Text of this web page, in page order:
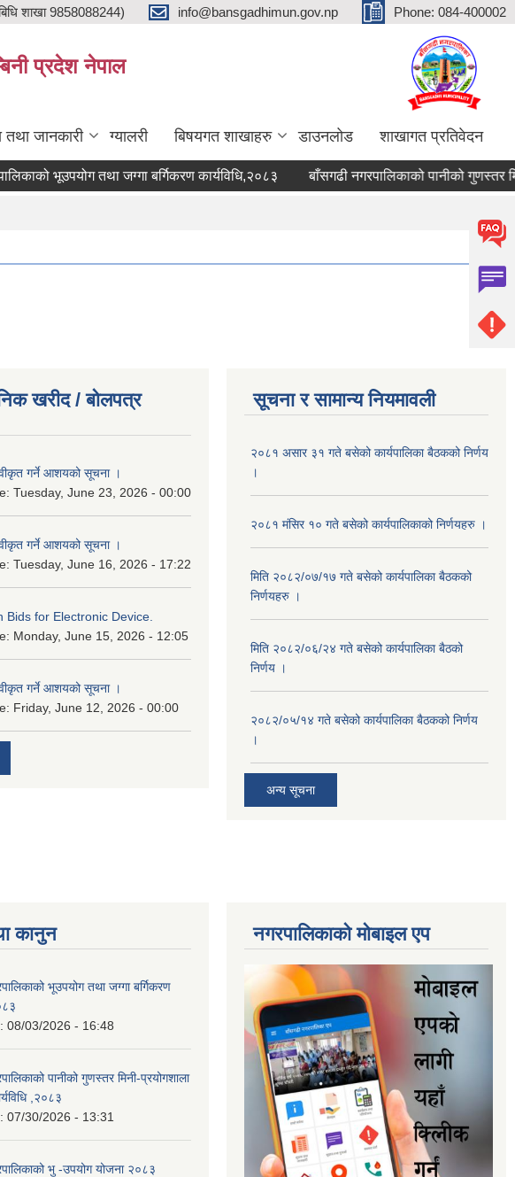
शाखा 9858088244) info@bansgadhimun.gov.np Phone: 084-400002
प्रदेश नेपाल
जानकारी ग्यालरी बिषयगत शाखाहरु डाउनलोड शाखागत प्रतिवेदन
भूउपयोग तथा जग्गा बर्गिकरण कार्यविधि,२०८३ बाँसगढी नगरपालिकाको पानीको गुणस्तर
खरीद / बोलपत्र
गर्ने आशयको सूचना ।
Tuesday, June 23, 2026 - 00:00
गर्ने आशयको सूचना ।
Tuesday, June 16, 2026 - 17:22
Bids for Electronic Device.
Monday, June 15, 2026 - 12:05
गर्ने आशयको सूचना ।
Friday, June 12, 2026 - 00:00
सूचना र सामान्य नियमावली
२०८१ असार ३१ गते बसेको कार्यपालिका बैठकको निर्णय
।
२०८१ मंसिर १० गते बसेको कार्यपालिकाको निर्णयहरु ।
मिति २०८२/०७/१७ गते बसेको कार्यपालिका बैठकको
निर्णयहरु ।
मिति २०८२/०६/२४ गते बसेको कार्यपालिका बैठको
निर्णय ।
२०८२/०५/१४ गते बसेको कार्यपालिका बैठकको निर्णय
।
अन्य सूचना
कानुन
भूउपयोग तथा जग्गा बर्गिकरण
08/03/2026 - 16:48
पानीको गुणस्तर मिनी-प्रयोगशाला
,२०८३
07/30/2026 - 13:31
भु -उपयोग योजना २०८३
नगरपालिकाकाे माेबाइल एप